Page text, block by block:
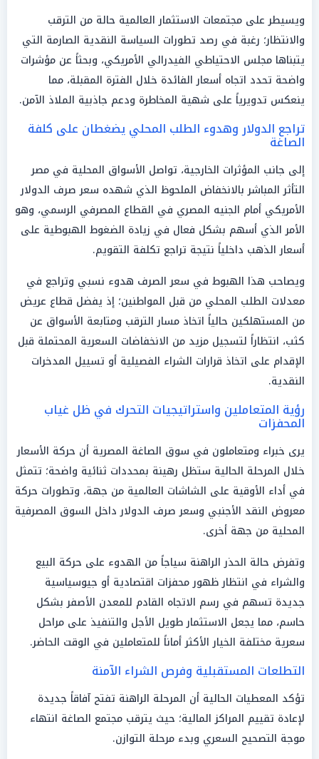
ويسيطر على مجتمعات الاستثمار العالمية حالة من الترقب
والانتظار؛ رغبة في رصد تطورات السياسة النقدية الصارمة التي
يتبناها مجلس الاحتياطي الفيدرالي الأمريكي، وبحثاً عن مؤشرات
واضحة تحدد اتجاه أسعار الفائدة خلال الفترة المقبلة، مما
ينعكس تدويرياً على شهية المخاطرة ودعم جاذبية الملاذ الآمن.
تراجع الدولار وهدوء الطلب المحلي يضغطان على كلفة
الصاغة
إلى جانب المؤثرات الخارجية، تواصل الأسواق المحلية في مصر
التأثر المباشر بالانخفاض الملحوظ الذي شهده سعر صرف الدولار
الأمريكي أمام الجنيه المصري في القطاع المصرفي الرسمي، وهو
الأمر الذي أسهم بشكل فعال في زيادة الضغوط الهبوطية على
أسعار الذهب داخلياً نتيجة تراجع تكلفة التقويم.
ويصاحب هذا الهبوط في سعر الصرف هدوء نسبي وتراجع في
معدلات الطلب المحلي من قبل المواطنين؛ إذ يفضل قطاع عريض
من المستهلكين حالياً اتخاذ مسار الترقب ومتابعة الأسواق عن
كثب، انتظاراً لتسجيل مزيد من الانخفاضات السعرية المحتملة قبل
الإقدام على اتخاذ قرارات الشراء الفصيلية أو تسييل المدخرات
النقدية.
رؤية المتعاملين واستراتيجيات التحرك في ظل غياب
المحفزات
يرى خبراء ومتعاملون في سوق الصاغة المصرية أن حركة الأسعار
خلال المرحلة الحالية ستظل رهينة بمحددات ثنائية واضحة؛ تتمثل
في أداء الأوقية على الشاشات العالمية من جهة، وتطورات حركة
معروض النقد الأجنبي وسعر صرف الدولار داخل السوق المصرفية
المحلية من جهة أخرى.
وتفرض حالة الحذر الراهنة سياجاً من الهدوء على حركة البيع
والشراء في انتظار ظهور محفزات اقتصادية أو جيوسياسية
جديدة تسهم في رسم الاتجاه القادم للمعدن الأصفر بشكل
حاسم، مما يجعل الاستثمار طويل الأجل والتنفيذ على مراحل
سعرية مختلفة الخيار الأكثر أماناً للمتعاملين في الوقت الحاضر.
التطلعات المستقبلية وفرص الشراء الآمنة
تؤكد المعطيات الحالية أن المرحلة الراهنة تفتح آفاقاً جديدة
لإعادة تقييم المراكز المالية؛ حيث يترقب مجتمع الصاغة انتهاء
موجة التصحيح السعري وبدء مرحلة التوازن.